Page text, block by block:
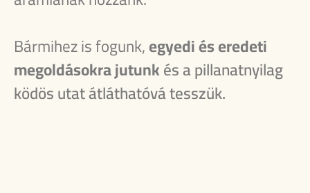
Bármihez is fogunk,egyedi és eredeti
megoldásokra jutunkés a pillanatnyilag
ködös utat átláthatóvá tesszük.